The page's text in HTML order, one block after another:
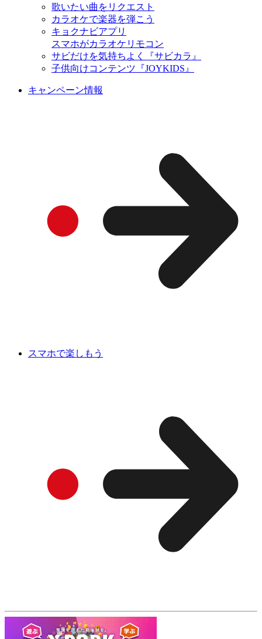
歌いたい曲をリクエスト
カラオケで楽器を弾こう
キョクナビアプリ
スマホがカラオケリモコン
サビだけを気持ちよく『サビカラ』
子供向けコンテンツ『JOYKIDS』
キャンペーン情報
スマホで楽しもう